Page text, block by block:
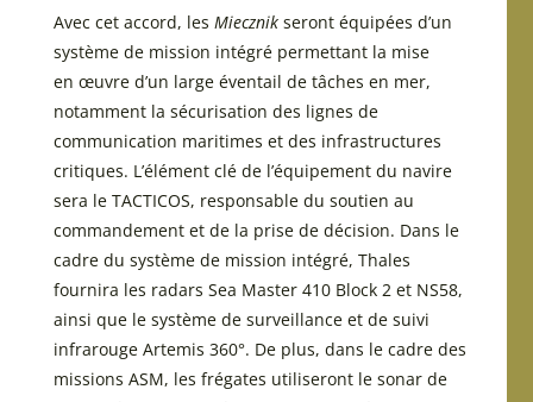
Avec cet accord, les Miecznikseront équipées d’un
système de mission intégré permettant la mise
en œuvre d’un large éventail de tâches en mer,
notamment la sécurisation des lignes de
communication maritimes et des infrastructures
critiques. L’élément clé de l’équipement du navire
sera le TACTICOS, responsable du soutien au
commandement et de la prise de décision. Dans le
cadre du système de mission intégré, Thales
fournira les radars Sea Master 410 Block 2 et NS58,
ainsi que le système de surveillance et de suivi
infrarouge Artemis 360°. De plus, dans le cadre des
missions ASM, les frégates utiliseront le sonar de